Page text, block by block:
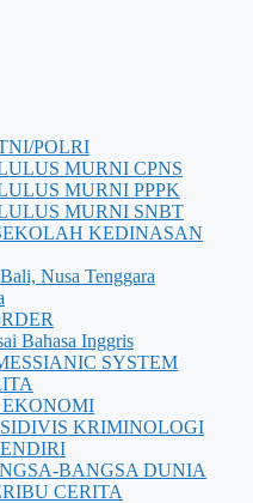
POLRI
MURNI CPNS
MURNI PPPK
MURNI SNBT
KEDINASAN
Nusa Tenggara
Bahasa Inggris
SYSTEM
KRIMINOLOGI
BANGSA DUNIA
CERITA